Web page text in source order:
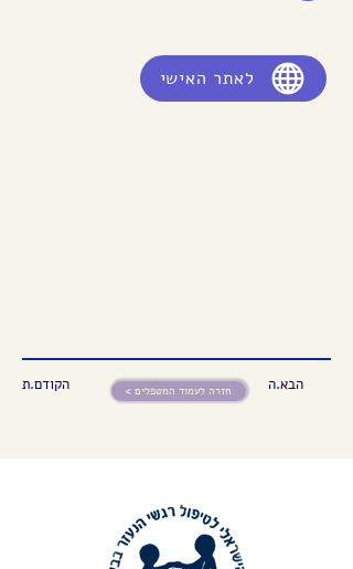
לאתר האישי
הקודם.ת < חזרה לעמוד המטפלים הבא.ה